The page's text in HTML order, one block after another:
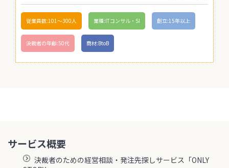
従業員数:101〜300人 業種:ITコンサル・SI 創立:15年以上
決裁者の年齢:50代 商材:BtoB
サービス概要
決裁者のための経営相談・発注先探しサービス「ONLY